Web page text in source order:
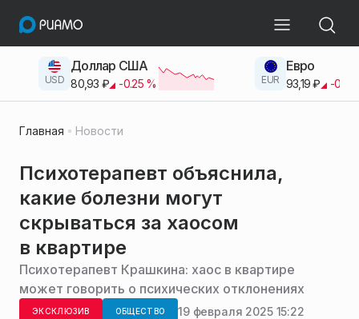
USD
Доллар США
80,93 ₽ -0.25% EUR
Евро
93,19 ₽ -0.42
Главная Новости
Психотерапевт объяснила,
какие болезни могут
скрываться за хаосом
в квартире
Психотерапевт Крашкина: хаос в квартире
может говорить о психических отклонениях
ЭКСКЛЮЗИВ ОБЩЕСТВО 19 февраля 2025 15:22